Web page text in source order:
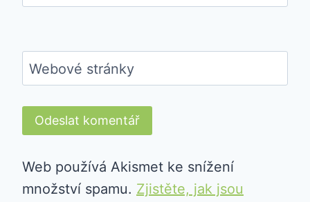
Webové stránky
Web používá Akismet ke snížení
množství spamu. Zjistěte, jak jsou